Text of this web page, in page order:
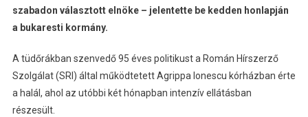
szabadon választott elnöke – jelentette be kedden honlapján
a bukaresti kormány.
A tüdőrákban szenvedő 95 éves politikust a Román Hírszerző
Szolgálat (SRI) által működtetett Agrippa Ionescu kórházban érte
a halál, ahol az utóbbi két hónapban intenzív ellátásban
részesült.